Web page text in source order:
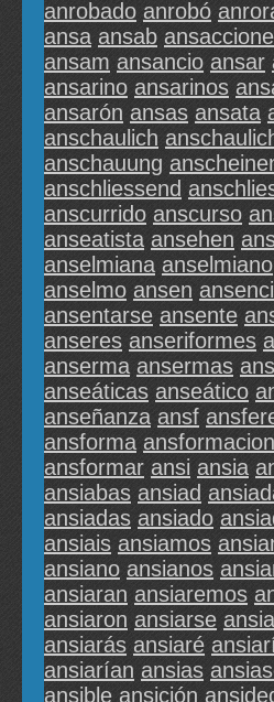
anrobado anrobó
ansa ansab
ansam ansancio ansar
ansarino ansarinos
ansarón ansas ansata
anschaulich
anschauung
anschliessend
anscurrido anscurso
anseatista ansehen
anselmiana anselmiano
anselmo ansen
ansentarse ansente
anseres anseriformes
anserma ansermas
anseáticas anseático
anseñanza ansf
ansforma
ansformar ansi ansia
ansiabas ansiad
ansiadas ansiado
ansiais ansiamos
ansiano ansianos
ansiaran ansiaremos
ansiaron ansiarse
ansiarás ansiaré
ansiarían ansias
ansible ansición